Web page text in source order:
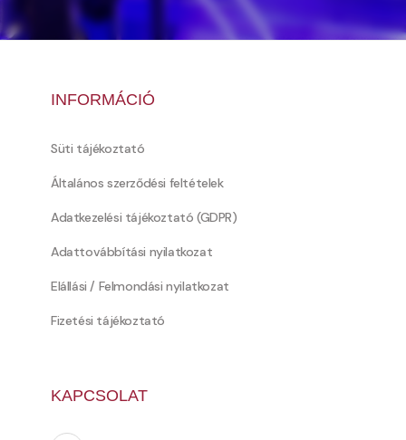
INFORMÁCIÓ
Süti tájékoztató
Általános szerződési feltételek
Adatkezelési tájékoztató (GDPR)
Adattovábbítási nyilatkozat
Elállási / Felmondási nyilatkozat
Fizetési tájékoztató
KAPCSOLAT